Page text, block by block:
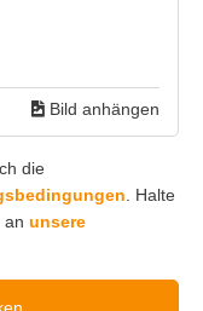
Bild anhängen
die
. Halte
an unsere